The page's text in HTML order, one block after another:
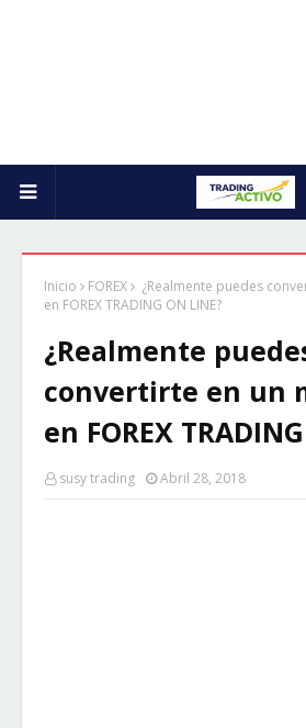
Inicio FOREX
¿Realmente puedes
en FOREX TRADING ON LINE?
¿Realmente
convertirte en un
en FOREX
susy trading Abril 28, 2018